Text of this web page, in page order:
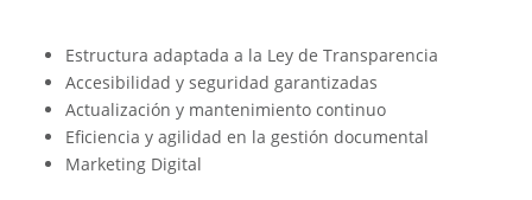
Estructura adaptada a la Ley de Transparencia
Accesibilidad y seguridad garantizadas
Actualización y mantenimiento continuo
Eficiencia y agilidad en la gestión documental
Marketing Digital